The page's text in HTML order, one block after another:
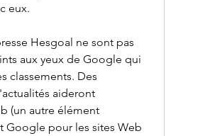
eux.
Hesgoal ne sont pas
aux yeux de Google qui
classements. Des
aideront
(un autre élément
Google pour les sites Web